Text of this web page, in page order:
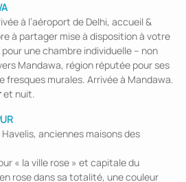
à l’aéroport de Delhi, accueil &
à partager mise à disposition à votre
pour une chambre individuelle – non
Mandawa, région réputée pour ses
fresques murales. Arrivée à Mandawa.
et nuit.
anciennes maisons des
« la ville rose » et capitale du
rose dans sa totalité, une couleur